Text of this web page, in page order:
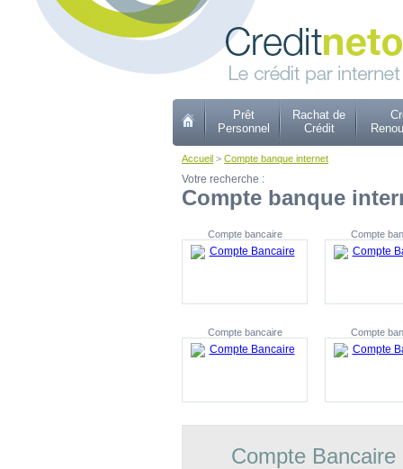
Prêt
Personnel
Rachat de
Crédit
Accueil > Compte banque internet
Votre recherche :
Compte banque
Compte bancaire Compte
Compte bancaire Compte
Compte